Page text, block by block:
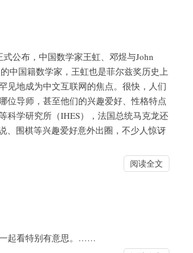
公布，中国数学家王虹、邓煜与John
中国籍数学家，王虹也是菲尔兹奖历史上
见地成为中文互联网的焦点。很快，人们
位导师，甚至他们的兴趣爱好、性格特点
科学研究所（IHES），法国总统马克龙还
、围棋等兴趣爱好意外出圈，不少人惊讶
阅读全文
一起看特别有意思。……